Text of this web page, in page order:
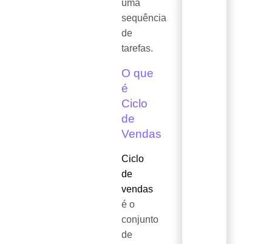
uma
sequência
de
tarefas.
O que
é
Ciclo
de
Vendas
Ciclo
de
vendas
é o
conjunto
de